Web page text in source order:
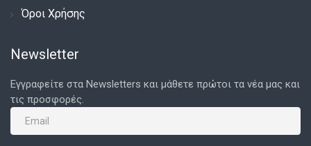
Όροι Χρήσης
Newsletter
Εγγραφείτε στα Newsletters και μάθετε πρώτοι τα νέα μας και
τις προσφορές.